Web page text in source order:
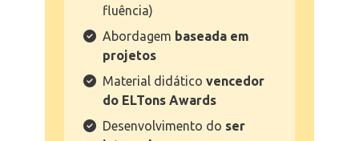
fluência)
Abordagem baseada em
projetos
Material didático vencedor
do ELTons Awards
Desenvolvimento do ser